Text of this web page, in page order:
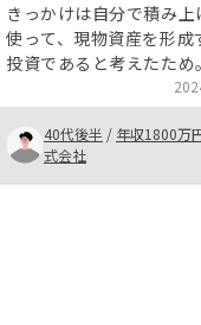
きっかけは自分で積み上
使って、現物資産を形成
投資であると考えたため。
RENOSYさんはこちら
も丁寧に粘り強く付き合
した。おかげさまで、納
件で、良い物件を購入す
き、感謝しております。
40代後半 / 年収1800万
式会社